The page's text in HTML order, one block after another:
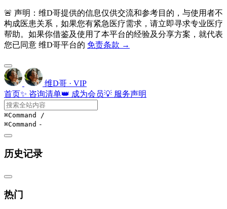
🚨 声明：维D哥提供的信息仅供交流和参考目的，与使用者不
构成医患关系，如果您有紧急医疗需求，请立即寻求专业医疗
帮助。如果你借鉴及使用了本平台的经验及分享方案，就代表
您已同意 维D哥平台的 免责条款 →
维D哥 · VIP
首页✨ 咨询清单👑 成为会员💡 服务声明
⌘Command /
⌘Command -
历史记录
热门